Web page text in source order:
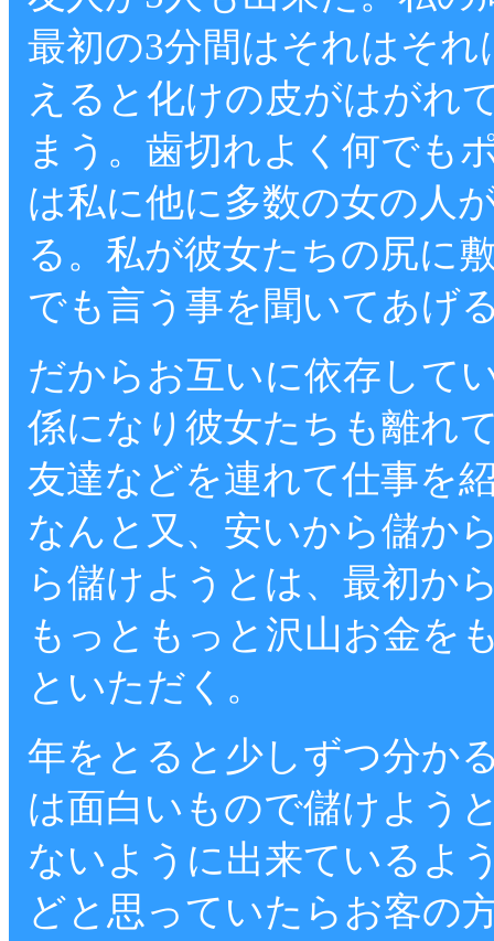
最初の3分間はそれはそ
えると化けの皮がはがれ
まう。歯切れよく何でも
は私に他に多数の女の人
る。私が彼女たちの尻に
でも言う事を聞いてあげ
だからお互いに依存して
係になり彼女たちも離れ
友達などを連れて仕事を
なんと又、安いから儲か
ら儲けようとは、最初か
もっともっと沢山お金を
といただく。
年をとると少しずつ分か
は面白いもので儲けよう
ないように出来ているよ
どと思っていたらお客の